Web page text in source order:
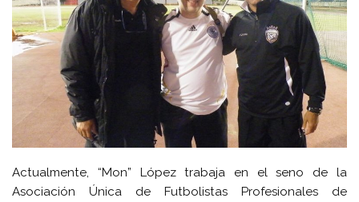
Actualmente, “Mon” López trabaja en el seno de la
Asociación Única de Futbolistas Profesionales de